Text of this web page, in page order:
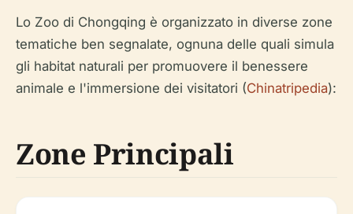
Lo Zoo di Chongqing è organizzato in diverse zone
tematiche ben segnalate, ognuna delle quali simula
gli habitat naturali per promuovere il benessere
animale e l'immersione dei visitatori (Chinatripedia):
Zone Principali